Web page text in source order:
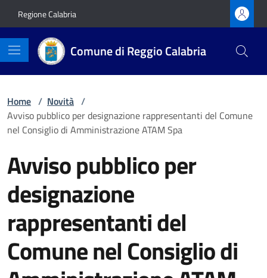
Regione Calabria
Comune di Reggio Calabria
Home / Novità /
Avviso pubblico per designazione rappresentanti del Comune
nel Consiglio di Amministrazione ATAM Spa
Avviso pubblico per
designazione
rappresentanti del
Comune nel Consiglio di